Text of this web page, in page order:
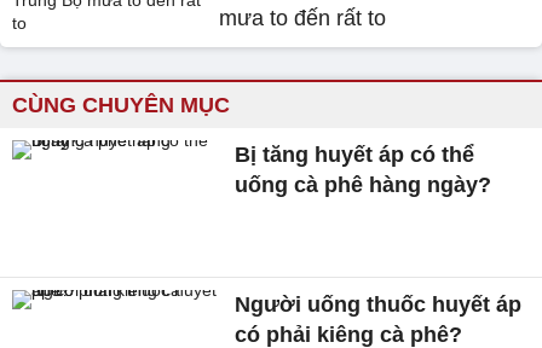
mưa to đến rất to
CÙNG CHUYÊN MỤC
Bị tăng huyết áp có thể
uống cà phê hàng ngày?
Người uống thuốc huyết áp
có phải kiêng cà phê?